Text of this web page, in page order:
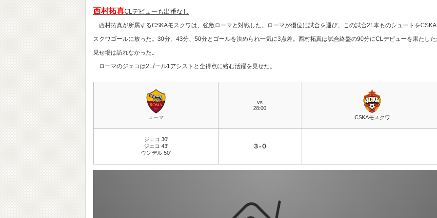
西村拓真CLデビューも出番なし
西村拓真が所属するCSKAモスクワは、強敵ローマと対戦した。ローマが優位に試合を運び、この試合21本ものシュートを
スクワゴールに放った。30分、43分、50分とゴールを決められ一気に3点差。西村拓真は試合終盤の90分にCLデビューを果たし
見せ場は訪れなかった。
ローマのジェコは2ゴール1アシストと全得点に絡む活躍を見せた。
ローマ
vs
28:00
CSKAモスクワ
ジェコ 30'
ジェコ 43'
ウンデル 50'
３-０